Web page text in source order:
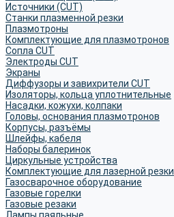
Источники (CUT)
Станки плазменной резки
Плазмотроны
Комплектующие для плазмотронов
Сопла CUT
Электроды CUT
Экраны
Диффузоры и завихрители CUT
Изоляторы, кольца уплотнительные
Насадки, кожухи, колпаки
Головы, основания плазмотронов
Корпусы, разъёмы
Шлейфы, кабеля
Наборы балеринок
Циркульные устройства
Комплектующие для лазерной резки
Газосварочное оборудование
Газовые горелки
Газовые резаки